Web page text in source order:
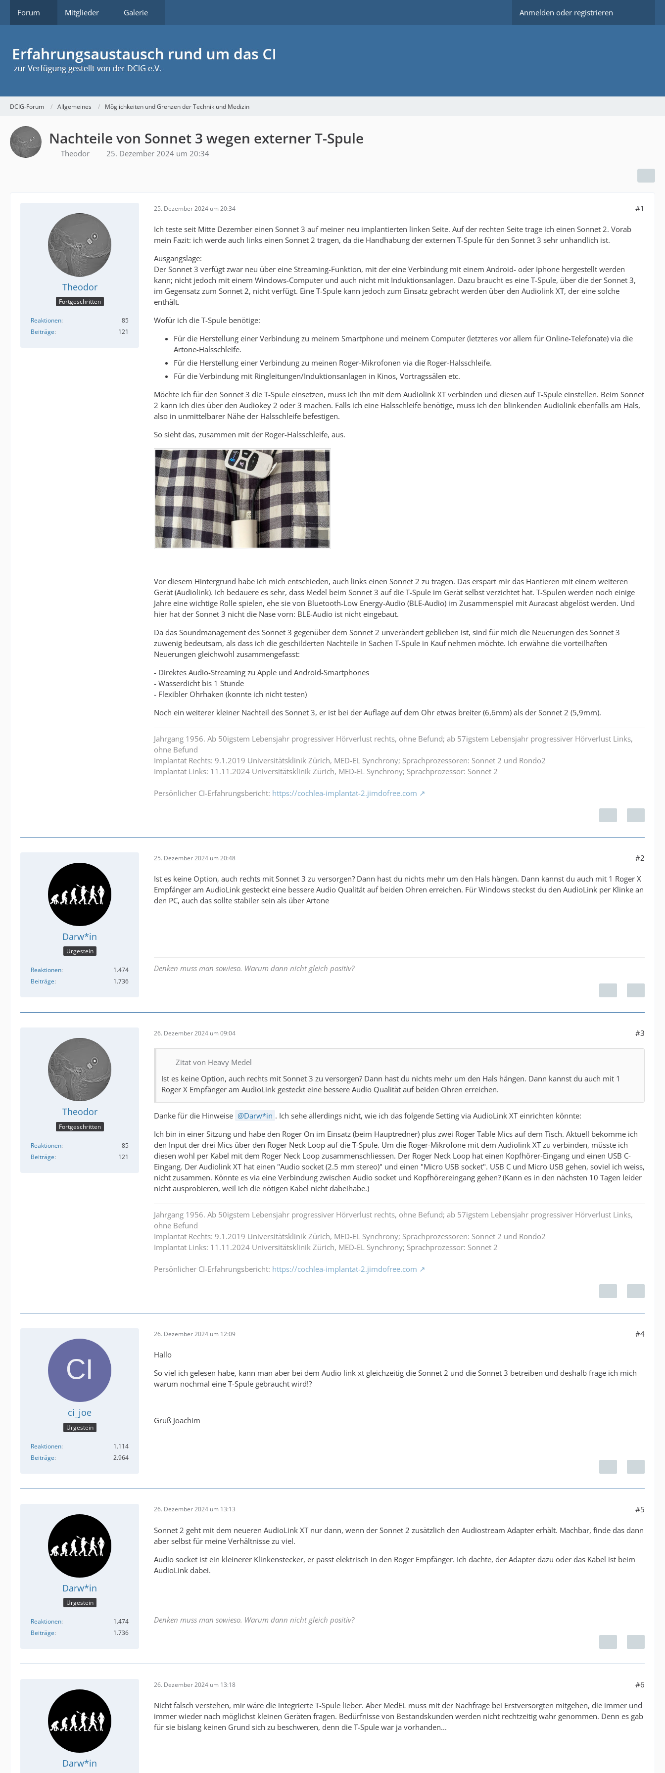
Forum Mitglieder Galerie Anmelden oder registrieren
DCIG-Forum Allgemeines Möglichkeiten und Grenzen der Technik und Medizin
Nachteile von Sonnet 3 wegen externer T-Spule
Theodor 25. Dezember 2024 um 20:34
Theodor
Fortgeschritten
Reaktionen
85
Beiträge
121
25. Dezember 2024 um 20:34 #1
Ich teste seit Mitte Dezember einen Sonnet 3 auf meiner neu implantierten linken Seite. Auf der rechten Seite trage ich einen Sonnet 2. Vorab
mein Fazit: ich werde auch links einen Sonnet 2 tragen, da die Handhabung der externen T-Spule für den Sonnet 3 sehr unhandlich ist.
Ausgangslage:
Der Sonnet 3 verfügt zwar neu über eine Streaming-Funktion, mit der eine Verbindung mit einem Android- oder Iphone hergestellt werden
kann; nicht jedoch mit einem Windows-Computer und auch nicht mit Induktionsanlagen. Dazu braucht es eine T-Spule, über die der Sonnet 3,
im Gegensatz zum Sonnet 2, nicht verfügt. Eine T-Spule kann jedoch zum Einsatz gebracht werden über den Audiolink XT, der eine solche
enthält.
Wofür ich die T-Spule benötige:
Für die Herstellung einer Verbindung zu meinem Smartphone und meinem Computer (letzteres vor allem für Online-Telefonate) via die
Artone-Halsschleife.
Für die Herstellung einer Verbindung zu meinen Roger-Mikrofonen via die Roger-Halsschleife.
Für die Verbindung mit Ringleitungen/Induktionsanlagen in Kinos, Vortragssälen etc.
Möchte ich für den Sonnet 3 die T-Spule einsetzen, muss ich ihn mit dem Audiolink XT verbinden und diesen auf T-Spule einstellen. Beim Sonnet
2 kann ich dies über den Audiokey 2 oder 3 machen. Falls ich eine Halsschleife benötige, muss ich den blinkenden Audiolink ebenfalls am Hals,
also in unmittelbarer Nähe der Halsschleife befestigen.
So sieht das, zusammen mit der Roger-Halsschleife, aus.
Vor diesem Hintergrund habe ich mich entschieden, auch links einen Sonnet 2 zu tragen. Das erspart mir das Hantieren mit einem weiteren
Gerät (Audiolink). Ich bedauere es sehr, dass Medel beim Sonnet 3 auf die T-Spule im Gerät selbst verzichtet hat. T-Spulen werden noch einige
Jahre eine wichtige Rolle spielen, ehe sie von Bluetooth-Low Energy-Audio (BLE-Audio) im Zusammenspiel mit Auracast abgelöst werden. Und
hier hat der Sonnet 3 nicht die Nase vorn: BLE-Audio ist nicht eingebaut.
Da das Soundmanagement des Sonnet 3 gegenüber dem Sonnet 2 unverändert geblieben ist, sind für mich die Neuerungen des Sonnet 3
zuwenig bedeutsam, als dass ich die geschilderten Nachteile in Sachen T-Spule in Kauf nehmen möchte. Ich erwähne die vorteilhaften
Neuerungen gleichwohl zusammengefasst:
- Direktes Audio-Streaming zu Apple und Android-Smartphones
- Wasserdicht bis 1 Stunde
- Flexibler Ohrhaken (konnte ich nicht testen)
Noch ein weiterer kleiner Nachteil des Sonnet 3, er ist bei der Auflage auf dem Ohr etwas breiter (6,6mm) als der Sonnet 2 (5,9mm).
Jahrgang 1956. Ab 50igstem Lebensjahr progressiver Hörverlust rechts, ohne Befund; ab 57igstem Lebensjahr progressiver Hörverlust Links,
ohne Befund
Implantat Rechts: 9.1.2019 Universitätsklinik Zürich, MED-EL Synchrony; Sprachprozessoren: Sonnet 2 und Rondo2
Implantat Links: 11.11.2024 Universitätsklinik Zürich, MED-EL Synchrony; Sprachprozessor: Sonnet 2
Persönlicher CI-Erfahrungsbericht: https://cochlea-implantat-2.jimdofree.com
Darw*in
Urgestein
Reaktionen
1.474
Beiträge
1.736
25. Dezember 2024 um 20:48 #2
Ist es keine Option, auch rechts mit Sonnet 3 zu versorgen? Dann hast du nichts mehr um den Hals hängen. Dann kannst du auch mit 1 Roger X
Empfänger am AudioLink gesteckt eine bessere Audio Qualität auf beiden Ohren erreichen. Für Windows steckst du den AudioLink per Klinke an
den PC, auch das sollte stabiler sein als über Artone
Denken muss man sowieso. Warum dann nicht gleich positiv?
Theodor
Fortgeschritten
Reaktionen
85
Beiträge
121
26. Dezember 2024 um 09:04 #3
Zitat von Heavy Medel
Ist es keine Option, auch rechts mit Sonnet 3 zu versorgen? Dann hast du nichts mehr um den Hals hängen. Dann kannst du auch mit 1
Roger X Empfänger am AudioLink gesteckt eine bessere Audio Qualität auf beiden Ohren erreichen.
Danke für die Hinweise Darw*in . Ich sehe allerdings nicht, wie ich das folgende Setting via AudioLink XT einrichten könnte:
Ich bin in einer Sitzung und habe den Roger On im Einsatz (beim Hauptredner) plus zwei Roger Table Mics auf dem Tisch. Aktuell bekomme ich
den Input der drei Mics über den Roger Neck Loop auf die T-Spule. Um die Roger-Mikrofone mit dem Audiolink XT zu verbinden, müsste ich
diesen wohl per Kabel mit dem Roger Neck Loop zusammenschliessen. Der Roger Neck Loop hat einen Kopfhörer-Eingang und einen USB C-
Eingang. Der Audiolink XT hat einen "Audio socket (2.5 mm stereo)" und einen "Micro USB socket". USB C und Micro USB gehen, soviel ich weiss,
nicht zusammen. Könnte es via eine Verbindung zwischen Audio socket und Kopfhörereingang gehen? (Kann es in den nächsten 10 Tagen leider
nicht ausprobieren, weil ich die nötigen Kabel nicht dabeihabe.)
Jahrgang 1956. Ab 50igstem Lebensjahr progressiver Hörverlust rechts, ohne Befund; ab 57igstem Lebensjahr progressiver Hörverlust Links,
ohne Befund
Implantat Rechts: 9.1.2019 Universitätsklinik Zürich, MED-EL Synchrony; Sprachprozessoren: Sonnet 2 und Rondo2
Implantat Links: 11.11.2024 Universitätsklinik Zürich, MED-EL Synchrony; Sprachprozessor: Sonnet 2
Persönlicher CI-Erfahrungsbericht: https://cochlea-implantat-2.jimdofree.com
ci_joe
Urgestein
Reaktionen
1.114
Beiträge
2.964
26. Dezember 2024 um 12:09 #4
Hallo
So viel ich gelesen habe, kann man aber bei dem Audio link xt gleichzeitig die Sonnet 2 und die Sonnet 3 betreiben und deshalb frage ich mich
warum nochmal eine T-Spule gebraucht wird!?
Gruß Joachim
Darw*in
Urgestein
Reaktionen
1.474
Beiträge
1.736
26. Dezember 2024 um 13:13 #5
Sonnet 2 geht mit dem neueren AudioLink XT nur dann, wenn der Sonnet 2 zusätzlich den Audiostream Adapter erhält. Machbar, finde das dann
aber selbst für meine Verhältnisse zu viel.
Audio socket ist ein kleinerer Klinkenstecker, er passt elektrisch in den Roger Empfänger. Ich dachte, der Adapter dazu oder das Kabel ist beim
AudioLink dabei.
Denken muss man sowieso. Warum dann nicht gleich positiv?
Darw*in
26. Dezember 2024 um 13:18 #6
Nicht falsch verstehen, mir wäre die integrierte T-Spule lieber. Aber MedEL muss mit der Nachfrage bei Erstversorgten mitgehen, die immer und
immer wieder nach möglichst kleinen Geräten fragen. Bedürfnisse von Bestandskunden werden nicht rechtzeitig wahr genommen. Denn es gab
für sie bislang keinen Grund sich zu beschweren, denn die T-Spule war ja vorhanden...